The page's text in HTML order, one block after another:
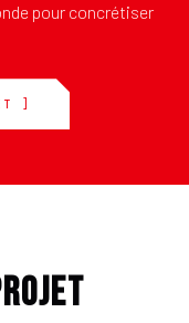
pour concrétiser
]